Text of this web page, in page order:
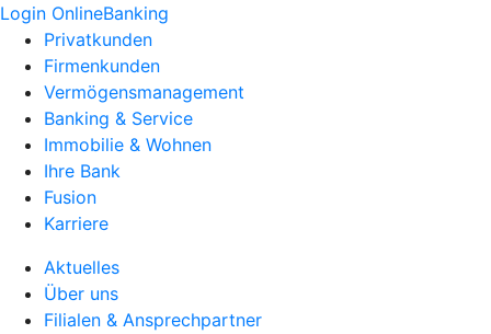
Login OnlineBanking
Privatkunden
Firmenkunden
Vermögensmanagement
Banking & Service
Immobilie & Wohnen
Ihre Bank
Fusion
Karriere
Aktuelles
Über uns
Filialen & Ansprechpartner